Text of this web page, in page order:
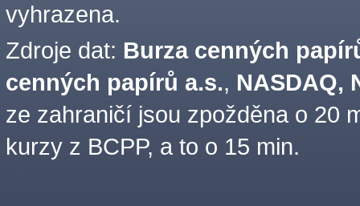
vyhrazena.
Zdroje dat: Burza cenných
cenných papírů a.s., NASDAQ,
ze zahraničí jsou zpožděna o 20
kurzy z BCPP, a to o 15 min.